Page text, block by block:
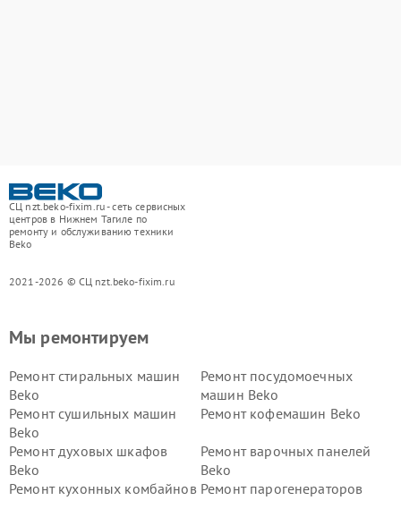
СЦ nzt.beko-fixim.ru - сеть сервисных
центров в Нижнем Тагиле по
ремонту и обслуживанию техники
Beko
2021-2026 © СЦ nzt.beko-fixim.ru
Мы ремонтируем
Ремонт стиральных машин
Beko
Ремонт посудомоечных
машин Beko
Ремонт сушильных машин
Beko
Ремонт кофемашин Beko
Ремонт духовых шкафов
Beko
Ремонт варочных панелей
Beko
Ремонт кухонных комбайнов Ремонт парогенераторов